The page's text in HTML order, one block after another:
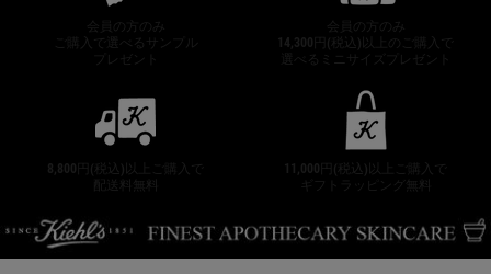
会員の方のみ
ご購入で選べるサンプル
会員の方のみ
14,300円(税込)以上のご購入で
選べるミニサイズプレゼント
8,800円(税込)以上ご購入で
11,000円(税込)以上ご購入で